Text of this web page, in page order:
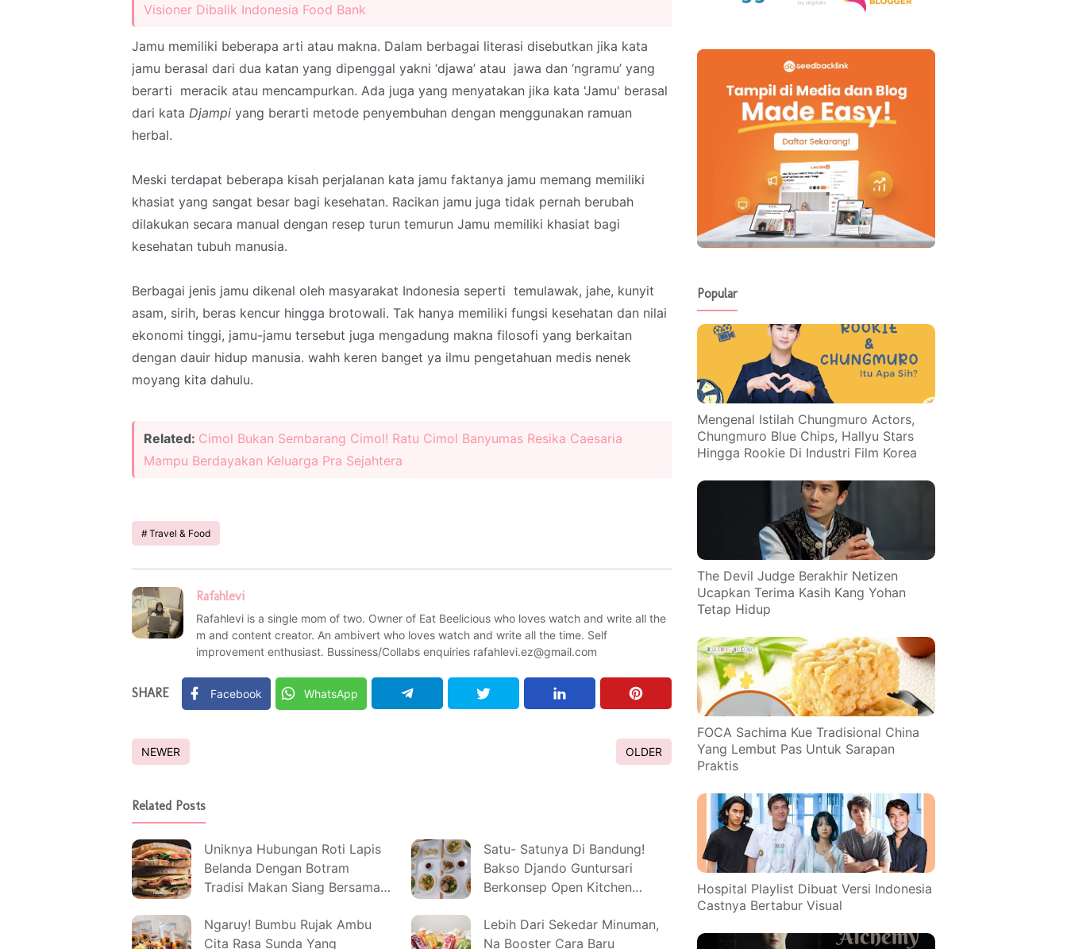
Visioner Dibalik Indonesia Food Bank
Jamu memiliki beberapa arti atau makna. Dalam berbagai literasi disebutkan jika kata
jamu berasal dari dua katan yang dipenggal yakni ‘djawa’ atau jawa dan ‘ngramu’ yang
berarti meracik atau mencampurkan. Ada juga yang menyatakan jika kata 'Jamu' berasal
dari kata Djampi yang berarti metode penyembuhan dengan menggunakan ramuan
herbal.
Meski terdapat beberapa kisah perjalanan kata jamu faktanya jamu memang memiliki
khasiat yang sangat besar bagi kesehatan. Racikan jamu juga tidak pernah berubah
dilakukan secara manual dengan resep turun temurun Jamu memiliki khasiat bagi
kesehatan tubuh manusia.
Berbagai jenis jamu dikenal oleh masyarakat Indonesia seperti temulawak, jahe, kunyit
asam, sirih, beras kencur hingga brotowali. Tak hanya memiliki fungsi kesehatan dan nilai
ekonomi tinggi, jamu-jamu tersebut juga mengadung makna filosofi yang berkaitan
dengan dauir hidup manusia. wahh keren banget ya ilmu pengetahuan medis nenek
moyang kita dahulu.
Related: Cimol Bukan Sembarang Cimol! Ratu Cimol Banyumas Resika Caesaria
Mampu Berdayakan Keluarga Pra Sejahtera
Travel & Food
Rafahlevi
Rafahlevi is a single mom of two. Owner of Eat Beelicious who loves watch and write all the
m and content creator. An ambivert who loves watch and write all the time. Self
improvement enthusiast. Bussiness/Collabs enquiries rafahlevi.ez@gmail.com
SHARE Facebook WhatsApp
NEWER OLDER
Related Posts
Uniknya Hubungan Roti Lapis
Belanda Dengan Botram
Tradisi Makan Siang Bersama
Satu- Satunya Di Bandung!
Bakso Djando Guntursari
Berkonsep Open Kitchen
Djando Dengan Kuah Bone
Broth Yang Istimewa
Ngaruy! Bumbu Rujak Ambu
Cita Rasa Sunda Yang
Lebih Dari Sekedar Minuman,
Na Booster Cara Baru
Popular
Mengenal Istilah Chungmuro Actors,
Chungmuro Blue Chips, Hallyu Stars
Hingga Rookie Di Industri Film Korea
The Devil Judge Berakhir Netizen
Ucapkan Terima Kasih Kang Yohan
Tetap Hidup
FOCA Sachima Kue Tradisional China
Yang Lembut Pas Untuk Sarapan
Praktis
Hospital Playlist Dibuat Versi Indonesia
Castnya Bertabur Visual